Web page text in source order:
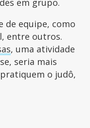
de equipe, como
entre outros.
, uma atividade
seria mais
o judô,